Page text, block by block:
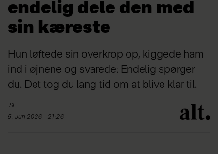
endelig dele den med
sin kæreste
Hun løftede sin overkrop op, kiggede ham
ind i øjnene og svarede: Endelig spørger
du. Det tog du lang tid om at blive klar til.
SL
5. Jun 2026 - 21:26